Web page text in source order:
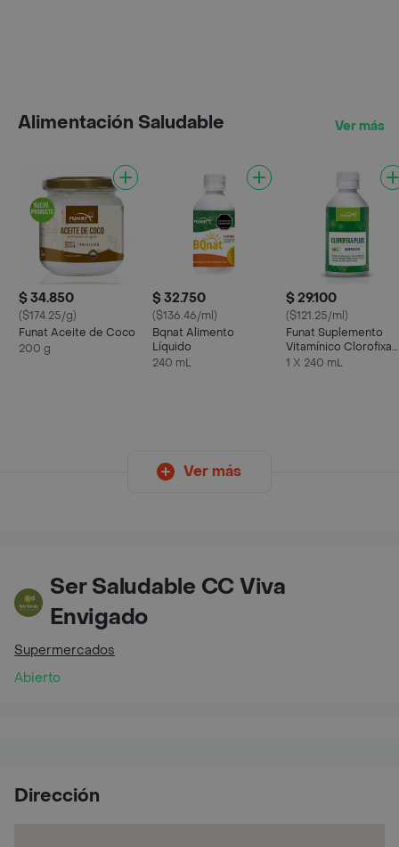
Alimentación Saludable Ver más
$ 34.850
($174.25/g)
Funat Aceite de Coco
200 g
$ 32.750
($136.46/ml)
Bqnat Alimento
Líquido
240 mL
$ 29.100
($121.25/ml)
Funat Suplemento
Vitamínico Clorofixa
Plus
1 X 240 mL
Ver más
Ser Saludable CC Viva
Envigado
Supermercados
Abierto
Dirección